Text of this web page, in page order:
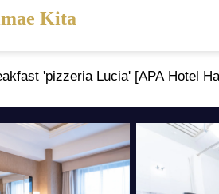
Kita
'pizzeria Lucia' [APA Hotel